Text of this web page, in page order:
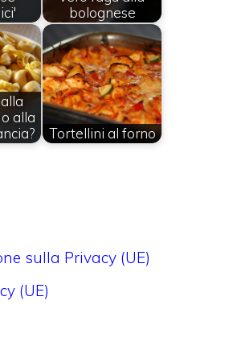
bolognese
alla
Tortellini al forno
sulla Privacy (UE)
(UE)